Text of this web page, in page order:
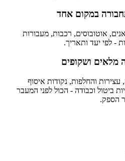
במקום אחד
אוטובוסים, רכבות, מעבורות
- לפי יעד ותאריך.
מלאים ושקופים
והחלפות, נקודות איסוף
ביטול וכבודה - הכול לפני המעבר
הספק.